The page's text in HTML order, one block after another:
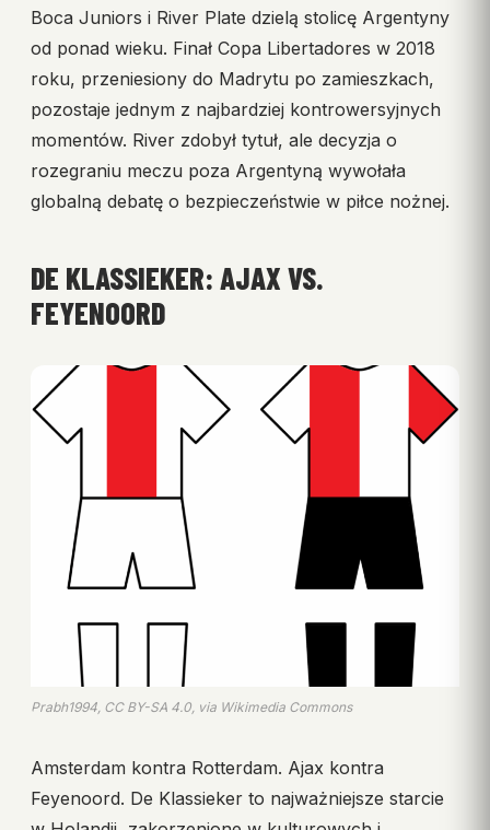
Boca Juniors i River Plate dzielą stolicę Argentyny
od ponad wieku. Finał Copa Libertadores w 2018
roku, przeniesiony do Madrytu po zamieszkach,
pozostaje jednym z najbardziej kontrowersyjnych
momentów. River zdobył tytuł, ale decyzja o
rozegraniu meczu poza Argentyną wywołała
globalną debatę o bezpieczeństwie w piłce nożnej.
DE KLASSIEKER: AJAX VS.
FEYENOORD
Prabh1994, CC BY-SA 4.0, via Wikimedia Commons
Amsterdam kontra Rotterdam. Ajax kontra
Feyenoord. De Klassieker to najważniejsze starcie